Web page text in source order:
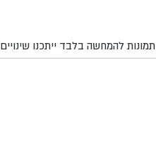
*תמונות להמחשה בלבד ייתכנו שינויים